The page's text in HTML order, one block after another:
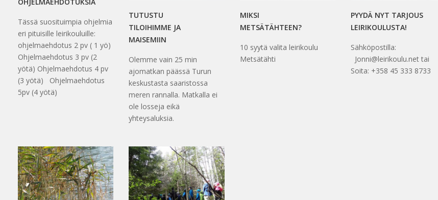
Tässä suosituimpia ohjelmia
eri pituisille leirikouluille:
ohjelmaehdotus 2 pv ( 1 yö)
Ohjelmaehdotus 3 pv (2
yötä) Ohjelmaehdotus 4 pv
(3 yötä) Ohjelmaehdotus
5pv (4 yötä)
TUTUSTU
TILOIHIMME JA
MAISEMIIN
Olemme vain 25 min
ajomatkan päässä Turun
keskustasta saaristossa
meren rannalla. Matkalla ei
ole losseja eikä
yhteysaluksia.
MIKSI
METSÄTÄHTEEN?
10 syytä valita leirikoulu
Metsätähti
PYYDÄ NYT TARJOUS
LEIRIKOULUSTA!
Sähköpostilla:
Jonni@leirikoulu.net tai
Soita: +358 45 333 8733